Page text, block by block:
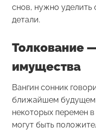
снов, нужно
детали.
Толкование
имущества
Вангин сонник
ближайшем
некоторых перемен
могут быть